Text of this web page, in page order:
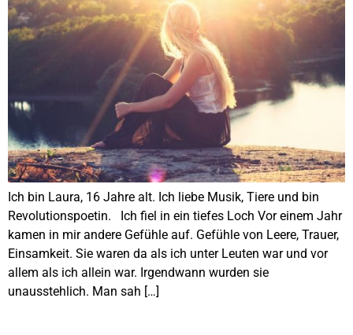
Ich bin Laura, 16 Jahre alt. Ich liebe Musik, Tiere und bin
Revolutionspoetin. Ich fiel in ein tiefes Loch Vor einem Jahr
kamen in mir andere Gefühle auf. Gefühle von Leere, Trauer,
Einsamkeit. Sie waren da als ich unter Leuten war und vor
allem als ich allein war. Irgendwann wurden sie
unausstehlich. Man sah […]